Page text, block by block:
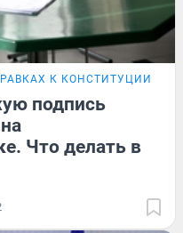
К КОНСТИТУЦИИ
подпись
Что делать в